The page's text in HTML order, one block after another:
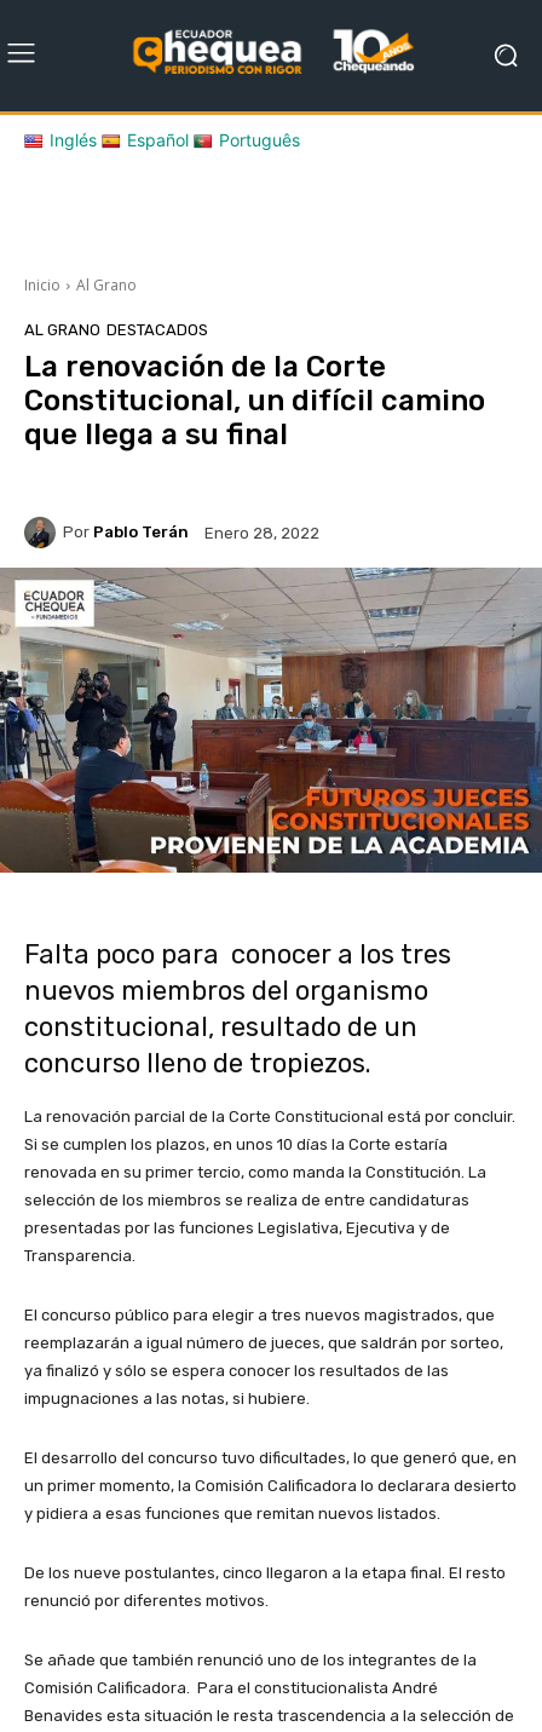
Inglés Español Português
Inicio Al Grano
AL GRANO DESTACADOS
La renovación de la Corte
Constitucional, un difícil camino
que llega a su final
Por Pablo Terán Enero 28, 2022
Falta poco para conocer a los tres
nuevos miembros del organismo
constitucional, resultado de un
concurso lleno de tropiezos.
La renovación parcial de la Corte Constitucional está por concluir.
Si se cumplen los plazos, en unos 10 días la Corte estaría
renovada en su primer tercio, como manda la Constitución. La
selección de los miembros se realiza de entre candidaturas
presentadas por las funciones Legislativa, Ejecutiva y de
Transparencia.
El concurso público para elegir a tres nuevos magistrados, que
reemplazarán a igual número de jueces, que saldrán por sorteo,
ya finalizó y sólo se espera conocer los resultados de las
impugnaciones a las notas, si hubiere.
El desarrollo del concurso tuvo dificultades, lo que generó que, en
un primer momento, la Comisión Calificadora lo declarara desierto
y pidiera a esas funciones que remitan nuevos listados.
De los nueve postulantes, cinco llegaron a la etapa final. El resto
renunció por diferentes motivos.
Se añade que también renunció uno de los integrantes de la
Comisión Calificadora. Para el constitucionalista André
Benavides esta situación le resta trascendencia a la selección de